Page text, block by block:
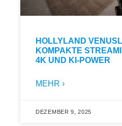
HOLLYLAND
KOMPAKTE
4K UND KI-POWER
MEHR ›
DEZEMBER 9, 2025